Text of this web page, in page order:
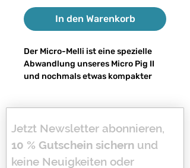
In den Warenkorb
Der Micro-Melli ist eine spezielle
Abwandlung unseres Micro Pig II
und nochmals etwas kompakter
bleibt er ein echtes Kraftpaket
unter den Big Baits. Auch hier gilt:
leicht zu werfen – selbst an der
Spinnrute – bei voller Big-Bait-
10 % Gutschein sichern und
keine Neuigkeiten oder